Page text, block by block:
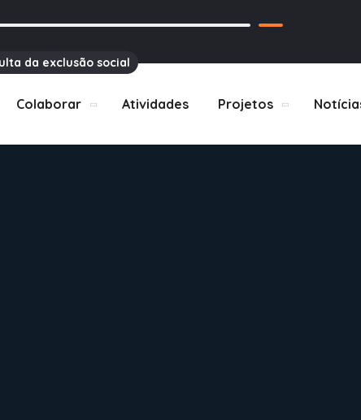
da exclusão social
Colaborar Atividades Projetos